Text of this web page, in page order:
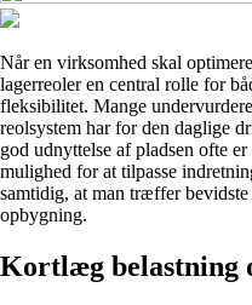
Når en virksomhed skal
lagerreoler en central rolle for
fleksibilitet. Mange
reolsystem har for den daglige
god udnyttelse af pladsen ofte
mulighed for at tilpasse
samtidig, at man træffer
opbygning.
Kortlæg belastning